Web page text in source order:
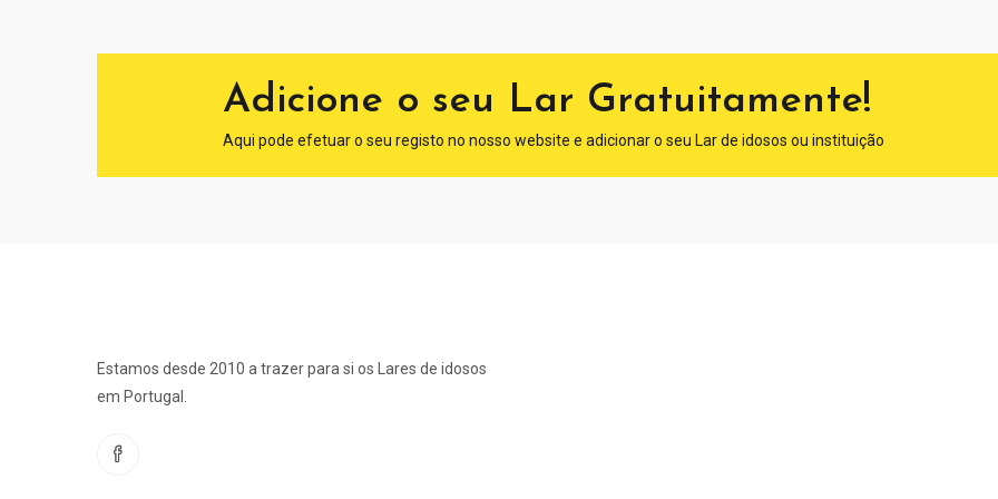
Adicione o seu Lar Gratuitamente!
Aqui pode efetuar o seu registo no nosso website e adicionar o seu Lar de idosos ou instituição
Estamos desde 2010 a trazer para si os Lares de idosos
em Portugal.